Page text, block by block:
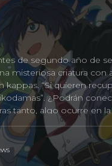
de segundo año de
misteriosa criatura
“Si quieren
¿Podrán
tanto, algo ocurre en
de tres chicos que
qué significa realmente